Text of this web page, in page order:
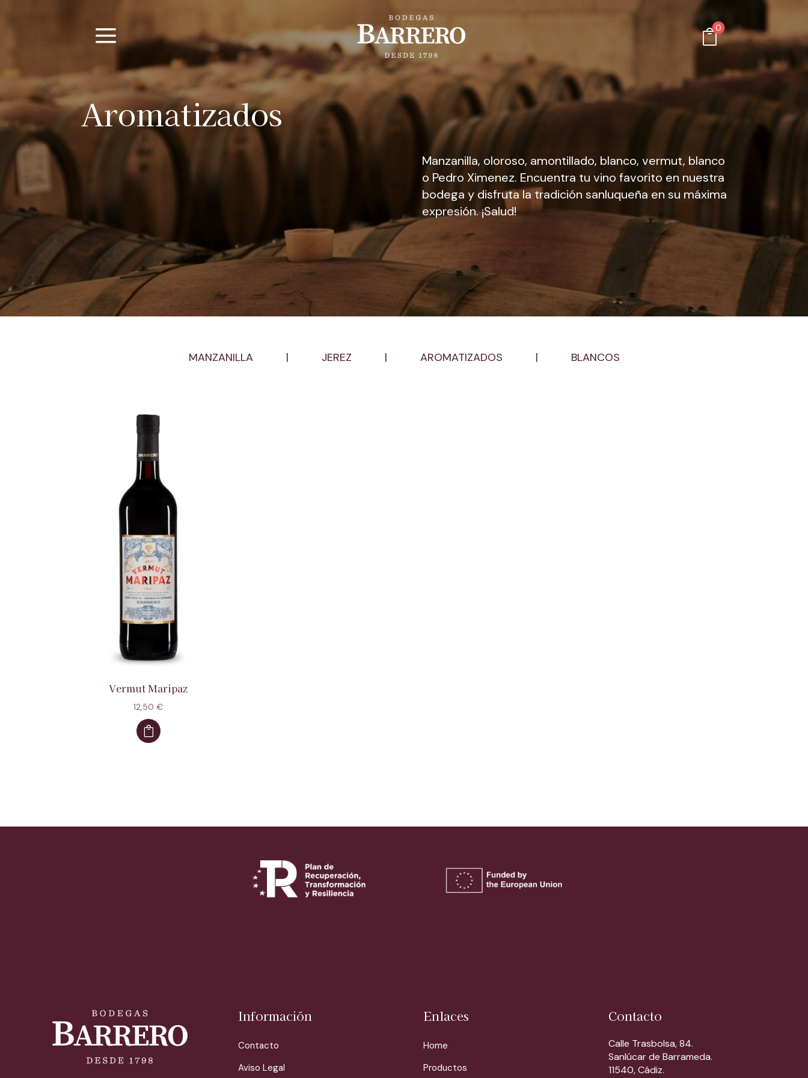
a 0
Aromatizados
Manzanilla, oloroso, amontillado, blanco, vermut, blanco
o Pedro Ximenez. Encuentra tu vino favorito en nuestra
bodega y disfruta la tradición sanluqueña en su máxima
expresión. ¡Salud!
MANZANILLA | JEREZ | AROMATIZADOS | BLANCOS
Vermut Maripaz
12,50€
Información
Contacto
Aviso Legal
Enlaces
Home
Productos
Contacto
Calle Trasbolsa, 84.
Sanlúcar de Barrameda.
11540, Cádiz.